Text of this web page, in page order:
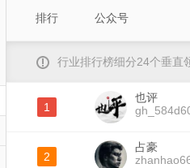
排行 公众号
行业排行榜细分24个垂直
1
也评
2
占豪